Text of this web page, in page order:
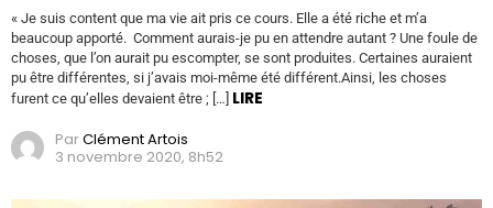
« Je suis content que ma vie ait pris ce cours. Elle a été riche et m’a
beaucoup apporté. Comment aurais-je pu en attendre autant ? Une foule de
choses, que l’on aurait pu escompter, se sont produites. Certaines auraient
pu être différentes, si j’avais moi-même été différent.Ainsi, les choses
furent ce qu’elles devaient être ; […] LIRE
ParClément Artois
3 novembre 2020, 8h52